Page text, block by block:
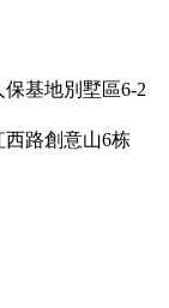
基地別墅區6-2
路創意山6栋